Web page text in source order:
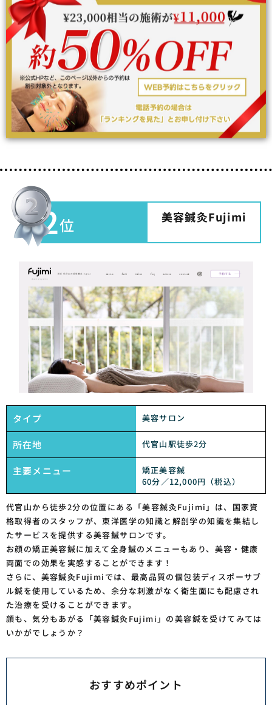
2位 美容鍼灸Fujimi
タイプ 美容サロン
所在地 代官山駅徒歩2分
主要メニュー
矯正美容鍼
60分／12,000円（税込）
代官山から徒歩2分の位置にある「美容鍼灸Fujimi」は、国家資
格取得者のスタッフが、東洋医学の知識と解剖学の知識を集結し
たサービスを提供する美容鍼サロンです。
お顔の矯正美容鍼に加えて全身鍼のメニューもあり、美容・健康
両面での効果を実感することができます！
さらに、美容鍼灸Fujimiでは、最高品質の個包装ディスポーサブ
ル鍼を使用しているため、余分な刺激がなく衛生面にも配慮され
た治療を受けることができます。
顔も、気分もあがる「美容鍼灸Fujimi」の美容鍼を受けてみては
いかがでしょうか？
おすすめポイント